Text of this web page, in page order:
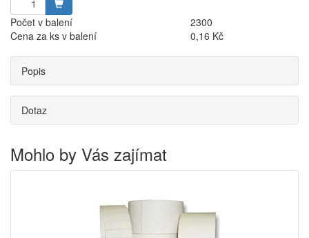
Počet v balení
2300
Cena za ks v balení
0,16 Kč
Popis
Dotaz
Mohlo by Vás zajímat